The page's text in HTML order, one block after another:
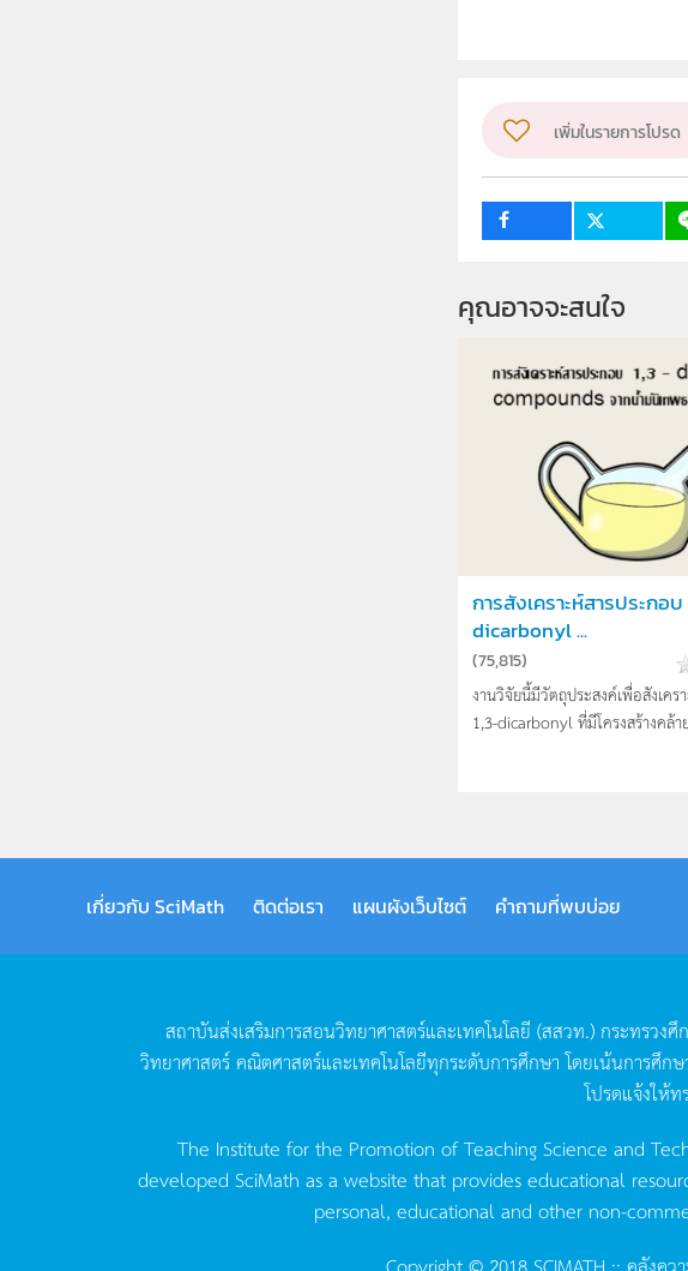
เพิ่มในรายการโปรด
คุณอาจจะสนใจ
การสังเคราะห์สารประกอบ
dicarbonyl ...
(75,815)
งานวิจัยนี้มีวัตถุประสงค์เพื่อสังเคร
1,3-dicarbonyl ที่มีโครงสร้างคล้า
เกี่ยวกับ SciMath ติดต่อเรา แผนผังเว็บไซต์ คำถามที่พบบ่อย
สถาบันส่งเสริมการสอนวิทยาศาสตร์และเทคโนโลยี (สสวท.) กระทรวงศึ
วิทยาศาสตร์คณิตศาสตร์และเทคโนโลยีทุกระดับการศึกษา โดยเน้นการศึก
โปรดแจ้งให้
The Institute for the Promotion of Teaching Science and
developed SciMath as a website that provides educational
personal, educational and other non-